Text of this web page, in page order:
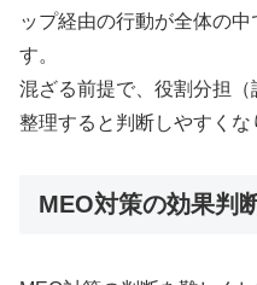
ップ経由の行動が全体の
す。
混ざる前提で、役割分担
整理すると判断しやすくな
MEO対策の効果判